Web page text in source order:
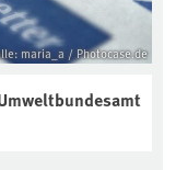
maria_a / Photocase.de